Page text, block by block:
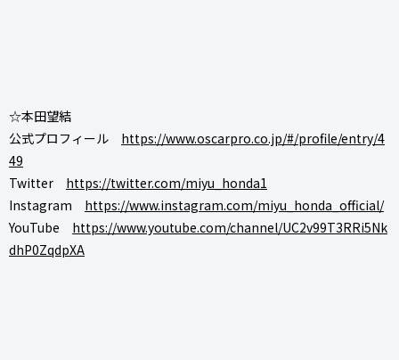
☆本田望結
公式プロフィール https://www.oscarpro.co.jp/#/profile/entry/4
49
Twitter https://twitter.com/miyu_honda1
Instagram https://www.instagram.com/miyu_honda_official/
YouTube https://www.youtube.com/channel/UC2v99T3RRi5Nk
dhP0ZqdpXA